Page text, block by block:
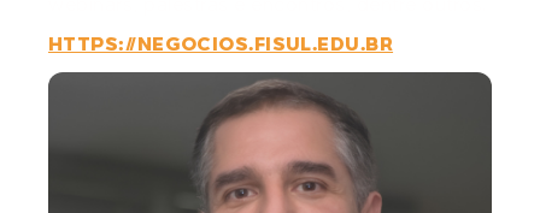
HTTPS://NEGOCIOS.FISUL.EDU.BR